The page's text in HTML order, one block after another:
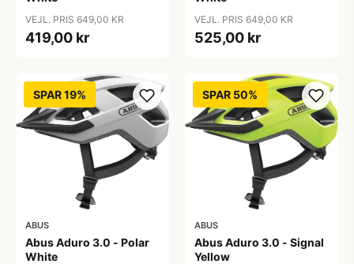
VEJL. PRIS 649,00 KR
419,00 kr
VEJL. PRIS 649,00 KR
525,00 kr
SPAR 19%
ABUS
Abus Aduro 3.0 - Polar
White
SPAR 50%
ABUS
Abus Aduro 3.0 - Signal
Yellow